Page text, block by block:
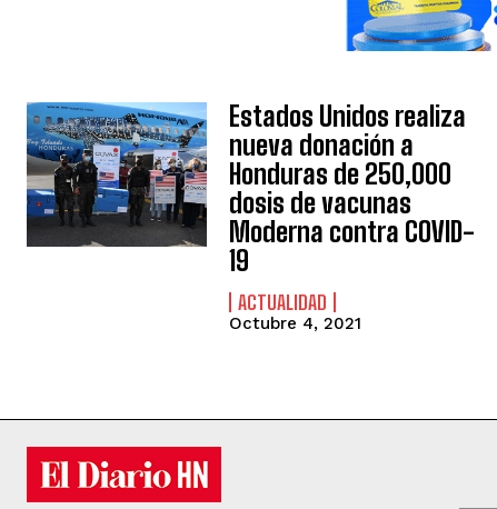
Estados Unidos realiza
nueva donación a
Honduras de 250,000
dosis de vacunas
Moderna contra COVID-
19
ACTUALIDAD
Octubre 4, 2021